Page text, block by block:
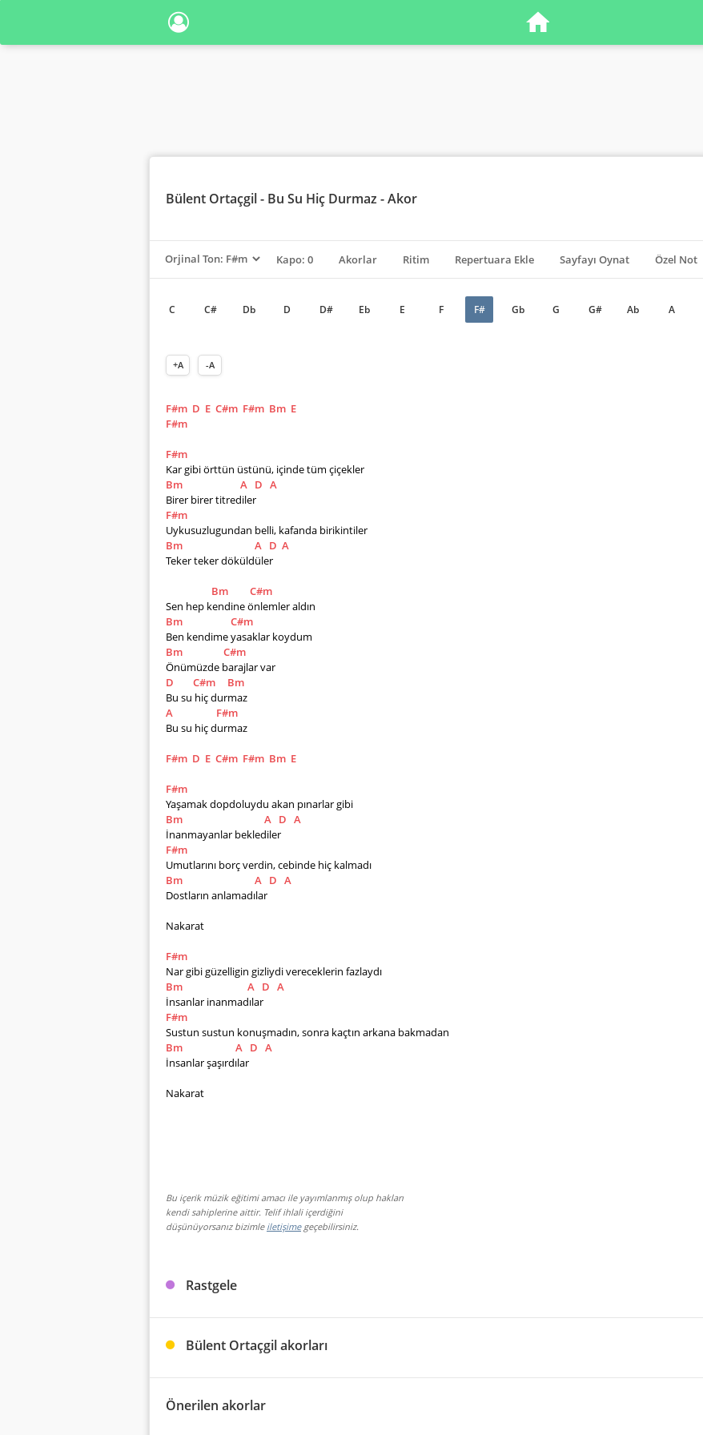
Bülent Ortaçgil- Bu Su Hiç Durmaz - Akor
Kapo: 0 Akorlar Ritim Repertuara Ekle Sayfayı Oynat Özel Not
C C# Db D D# Eb E F F# Gb G G# Ab A
+A -A
F#m D E C#m F#m Bm E
F#m
F#m
Kar gibi örttün üstünü, içinde tüm çiçekler
Bm
A D A
Birer birer titrediler
F#m
Uykusuzlugundan belli, kafanda birikintiler
Bm
A D A
Teker teker döküldüler
Bm
C#m
Sen hep kendine önlemler aldın
Bm
C#m
Ben kendime yasaklar koydum
Bm
C#m
Önümüzde barajlar var
D
C#m
Bm
Bu su hiç durmaz
A
F#m
Bu su hiç durmaz
F#m D E C#m F#m Bm E
F#m
Yaşamak dopdoluydu akan pınarlar gibi
Bm
A D A
İnanmayanlar beklediler
F#m
Umutlarını borç verdin, cebinde hiç kalmadı
Bm
A D A
Dostların anlamadılar
Nakarat
F#m
Nar gibi güzelligin gizliydi vereceklerin fazlaydı
Bm
A D A
İnsanlar inanmadılar
F#m
Sustun sustun konuşmadın, sonra kaçtın arkana bakmadan
Bm
A D A
İnsanlar şaşırdılar
Nakarat
Bu içerik müzik eğitimi amacı ile yayımlanmış olup hakları
kendi sahiplerine aittir. Telif ihlali içerdiğini
düşünüyorsanız bizimle iletişimegeçebilirsiniz.
Rastgele
Bülent Ortaçgil akorları
Önerilen akorlar